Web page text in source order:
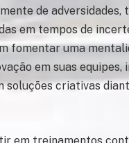
de adversidades,
em tempos de
fomentar uma
em suas equipes,
soluções criativas